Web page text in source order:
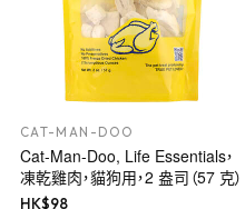
CAT-MAN-DOO
Cat-Man-Doo, Life Essentials，
凍乾雞肉，貓狗用，2 盎司（57 克）
HK$98